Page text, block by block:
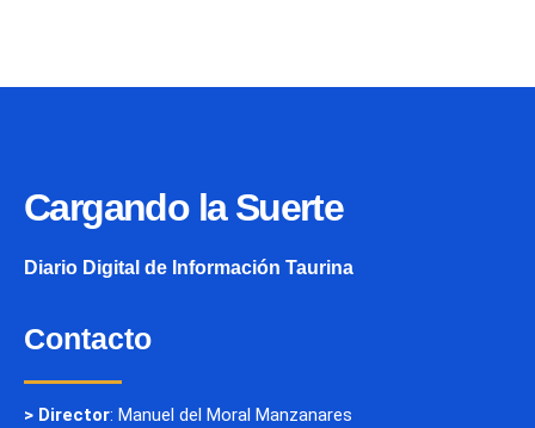
Cargando la Suerte
Diario Digital de Información Taurina
Contacto
> Director: Manuel del Moral Manzanares